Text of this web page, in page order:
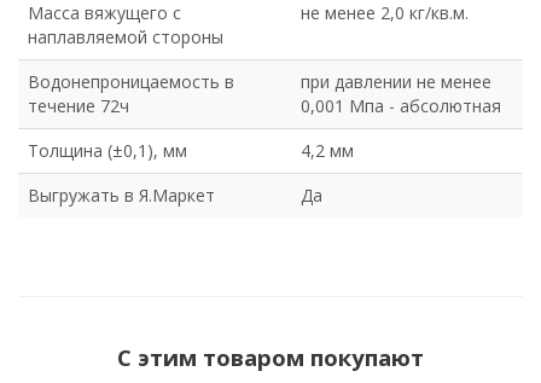
Масса вяжущего с
наплавляемой стороны
не менее 2,0 кг/кв.м.
Водонепроницаемость в
течение 72ч
при давлении не менее
0,001 Мпа - абсолютная
Толщина (±0,1), мм
4,2 мм
Выгружать в Я.Маркет
Да
С этим товаром покупают